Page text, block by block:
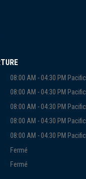
08:00 AM - 04:30 PM Pacific
08:00 AM - 04:30 PM Pacific
08:00 AM - 04:30 PM Pacific
08:00 AM - 04:30 PM Pacific
08:00 AM - 04:30 PM Pacific
Fermé
Fermé